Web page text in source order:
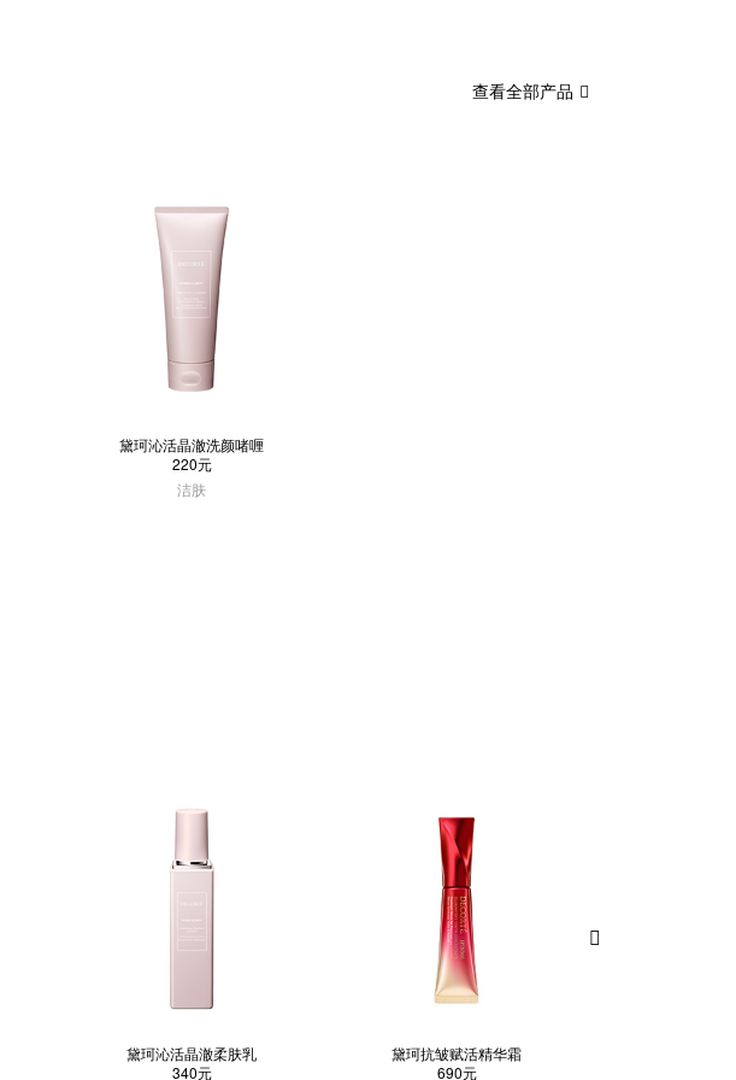
黛珂沁活晶澈洗颜啫喱
220元
洁肤
查看全部产品
黛珂沁活晶澈柔肤乳
340元
黛珂抗皱赋活精华霜
690元